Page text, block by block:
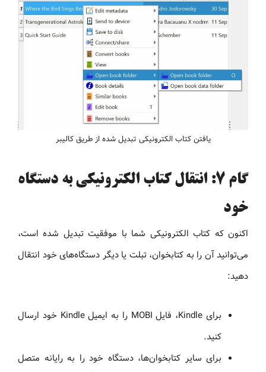
یافتن کتاب الکترونیکی تبدیل شده از طریق کالیبر
گام ۷: انتقال کتاب الکترونیکی به دستگاه
خود
اکنون که کتاب الکترونیکی شما با موفقیت تبدیل شده است،
می‌توانید آن را به کتابخوان، تبلت یا دیگر دستگاه‌های خود انتقال
دهید:
برای Kindle، فایل MOBI را به ایمیل Kindle خود ارسال
کنید.
برای سایر کتابخوان‌ها، دستگاه خود را به رایانه متصل